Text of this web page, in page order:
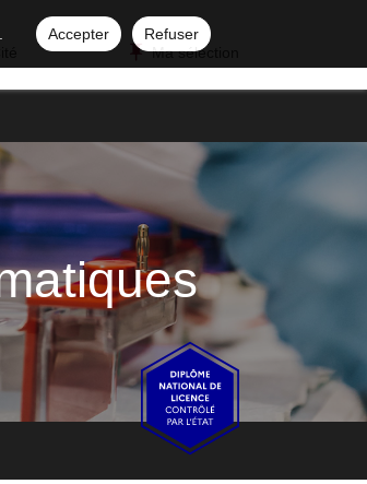
Accepter
Refuser
Ma sélection